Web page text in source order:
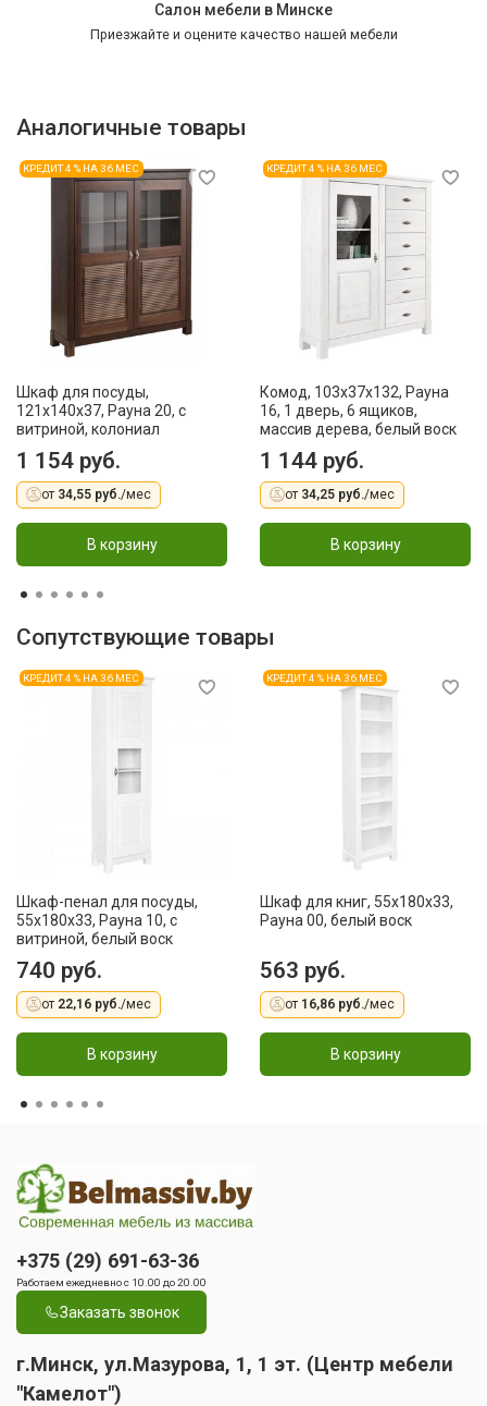
Салон мебели в Минске
Приезжайте и оцените качество нашей мебели
Аналогичные товары
КРЕДИТ 4 % НА 36 МЕС
Шкаф для посуды,
121x140x37, Рауна 20, с
витриной, колониал
1 154 руб.
от 34,55 руб./мес
В корзину
КРЕДИТ 4 % НА 36 МЕС
Комод, 103x37x132, Рауна
16, 1 дверь, 6 ящиков,
массив дерева, белый воск
1 144 руб.
от 34,25 руб./мес
В корзину
Сопутствующие товары
КРЕДИТ 4 % НА 36 МЕС
Шкаф-пенал для посуды,
55x180x33, Рауна 10, с
витриной, белый воск
740 руб.
от 22,16 руб./мес
В корзину
КРЕДИТ 4 % НА 36 МЕС
Шкаф для книг, 55x180x33,
Рауна 00, белый воск
563 руб.
от 16,86 руб./мес
В корзину
+375 (29) 691-63-36
Работаем ежедневно с 10.00 до 20.00
Заказать звонок
г.Минск, ул.Мазурова, 1, 1 эт. (Центр мебели
"Камелот")